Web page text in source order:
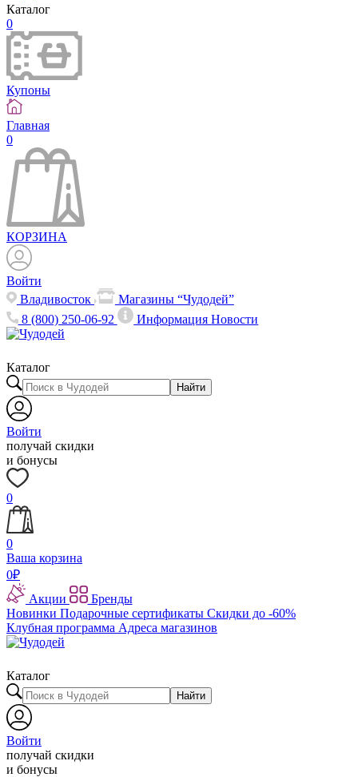
Каталог
0
Купоны
Главная
0
КОРЗИНА
Войти
Владивосток
Магазины “Чудодей”
8 (800) 250-06-92
ИнформацияНовости
Каталог
Найти
Войти
получай скидки
и бонусы
0
0
Ваша корзина
0₽
Акции
Бренды
Новинки Подарочные сертификаты Скидки до -60%
Клубная программа Адреса магазинов
Каталог
Найти
Войти
получай скидки
и бонусы